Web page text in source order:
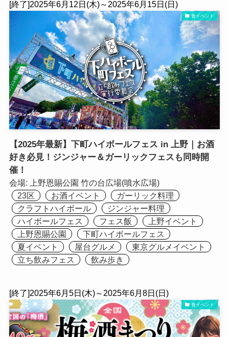
[終了]2025年6月12日(木)～2025年6月15日(日)
食イベント
【2025年最新】下町ハイボールフェス in 上野｜お酒
好き必見！ジンジャー＆ガーリックフェスも同時開
催！
会場:
上野恩賜公園 竹の台広場(噴水広場)
23区
お酒イベント
ガーリック料理
クラフトハイボール
ジンジャー料理
ハイボールフェス
フェス飯
上野イベント
上野恩賜公園
下町ハイボールフェス
夏イベント
屋台グルメ
東京グルメイベント
立ち飲みフェス
飲み歩き
[終了]2025年6月5日(木)～2025年6月8日(日)
食イベント